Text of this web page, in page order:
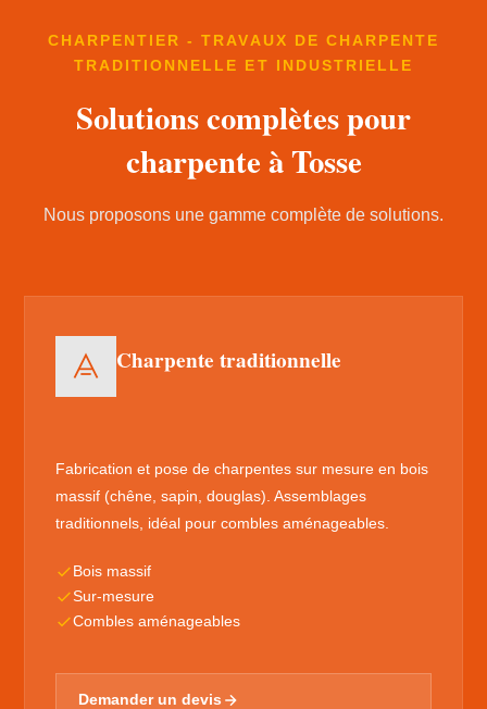
CHARPENTIER - TRAVAUX DE CHARPENTE
TRADITIONNELLE ET INDUSTRIELLE
Solutions complètes pour
charpente à Tosse
Nous proposons une gamme complète de solutions.
Charpente traditionnelle
Fabrication et pose de charpentes sur mesure en bois
massif (chêne, sapin, douglas). Assemblages
traditionnels, idéal pour combles aménageables.
Bois massif
Sur-mesure
Combles aménageables
Demander un devis